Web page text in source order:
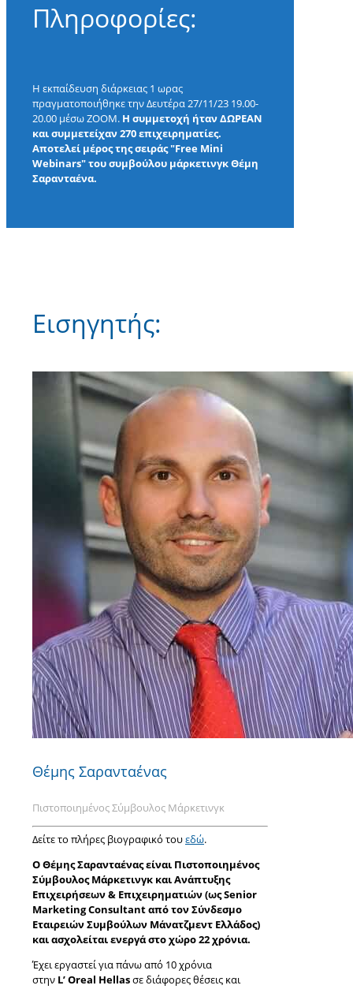
Πληροφορίες:
Η εκπαίδευση διάρκειας 1 ωρας
πραγματοποιήθηκε την Δευτέρα 27/11/23 19.00-
20.00 μέσω ΖΟΟΜ. H συμμετοχή ήταν ΔΩΡΕΑΝ
και συμμετείχαν 270 επιχειρηματίες.
Αποτελεί μέρος της σειράς "Free Mini
Webinars" του συμβούλου μάρκετινγκ Θέμη
Σαρανταένα.
Εισηγητής:
Θέμης Σαρανταένας
Πιστοποιημένος Σύμβουλος Μάρκετινγκ
Δείτε το πλήρες βιογραφικό τουεδώ.
Ο Θέμης Σαρανταένας είναι Πιστοποιημένος
Σύμβουλος Μάρκετινγκ και Ανάπτυξης
Επιχειρήσεων & Επιχειρηματιών (ως Senior
Marketing Consultant από τον Σύνδεσμο
Εταιρειών Συμβούλων Μάνατζμεντ Ελλάδος)
και ασχολείται ενεργά στο χώρο 22 χρόνια.
Έχει εργαστεί για πάνω από 10 χρόνια
στην L’ Oreal Hellasσε διάφορες θέσεις και